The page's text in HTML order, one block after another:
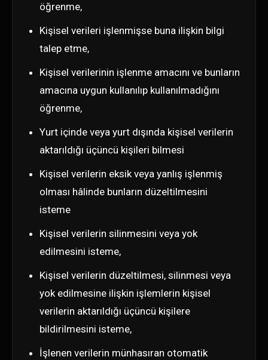
öğrenme,
Kişisel verileri işlenmişse buna ilişkin bilgi
talep etme,
Kişisel verilerinin işlenme amacını ve bunların
amacına uygun kullanılıp kullanılmadığını
öğrenme,
Yurt içinde veya yurt dışında kişisel verilerin
aktarıldığı üçüncü kişileri bilmesi
Kişisel verilerin eksik veya yanlış işlenmiş
olması hâlinde bunların düzeltilmesini
isteme
Kişisel verilerin silinmesini veya yok
edilmesini isteme,
Kişisel verilerin düzeltilmesi, silinmesi veya
yok edilmesine ilişkin işlemlerin kişisel
verilerin aktarıldığı üçüncü kişilere
bildirilmesini isteme,
İşlenen verilerin münhasıran otomatik